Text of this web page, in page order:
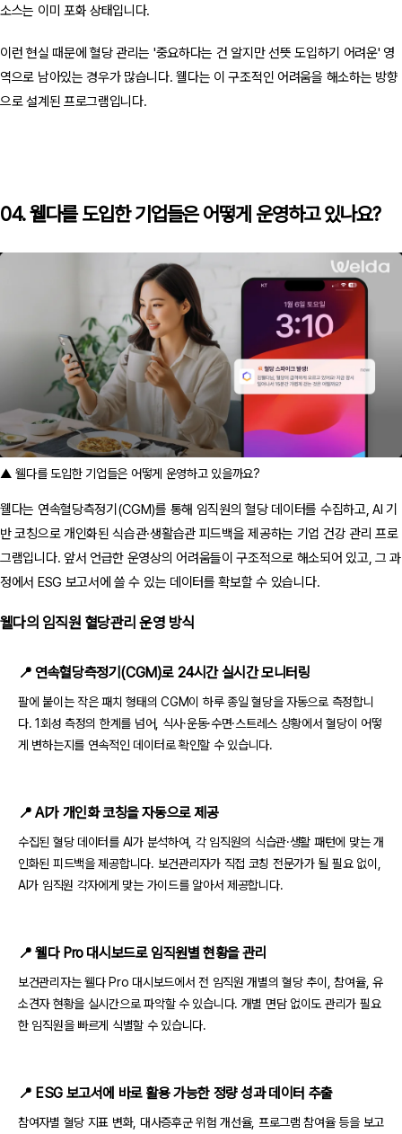
소스는 이미 포화 상태입니다.
이런 현실 때문에 혈당 관리는 '중요하다는 건 알지만 선뜻 도입하기 어려운' 영
역으로 남아있는 경우가 많습니다. 웰다는 이 구조적인 어려움을 해소하는 방향
으로 설계된 프로그램입니다.
04. 웰다를 도입한 기업들은 어떻게 운영하고 있나요?
▲ 웰다를 도입한 기업들은 어떻게 운영하고 있을까요?
웰다는 연속혈당측정기(CGM)를 통해 임직원의 혈당 데이터를 수집하고, AI 기
반 코칭으로 개인화된 식습관·생활습관 피드백을 제공하는 기업 건강 관리 프로
그램입니다. 앞서 언급한 운영상의 어려움들이 구조적으로 해소되어 있고, 그 과
정에서 ESG 보고서에 쓸 수 있는 데이터를 확보할 수 있습니다.
웰다의 임직원 혈당관리 운영 방식
📍 연속혈당측정기(CGM)로 24시간 실시간 모니터링
팔에 붙이는 작은 패치 형태의 CGM이 하루 종일 혈당을 자동으로 측정합니
다. 1회성 측정의 한계를 넘어, 식사·운동·수면·스트레스 상황에서 혈당이 어떻
게 변하는지를 연속적인 데이터로 확인할 수 있습니다.
📍 AI가 개인화 코칭을 자동으로 제공
수집된 혈당 데이터를 AI가 분석하여, 각 임직원의 식습관·생활 패턴에 맞는 개
인화된 피드백을 제공합니다. 보건관리자가 직접 코칭 전문가가 될 필요 없이,
AI가 임직원 각자에게 맞는 가이드를 알아서 제공합니다.
📍 웰다 Pro 대시보드로 임직원별 현황을 관리
보건관리자는 웰다 Pro 대시보드에서 전 임직원 개별의 혈당 추이, 참여율, 유
소견자 현황을 실시간으로 파악할 수 있습니다. 개별 면담 없이도 관리가 필요
한 임직원을 빠르게 식별할 수 있습니다.
📍 ESG 보고서에 바로 활용 가능한 정량 성과 데이터 추출
참여자별 혈당 지표 변화, 대사증후군 위험 개선율, 프로그램 참여율 등을 보고